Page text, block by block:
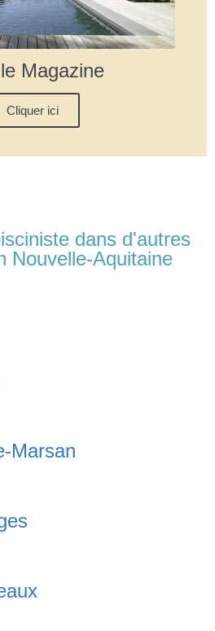
Magazine
Cliquer ici
dans d'autres
Nouvelle-Aquitaine
Marsan